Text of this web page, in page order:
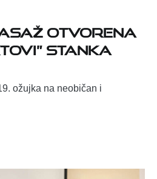
OTVORENA
STANKA
ožujka na neobičan i